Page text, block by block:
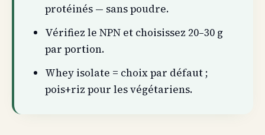
protéinés — sans poudre.
Vérifiez le NPN et choisissez 20–30 g
par portion.
Whey isolate = choix par défaut ;
pois+riz pour les végétariens.